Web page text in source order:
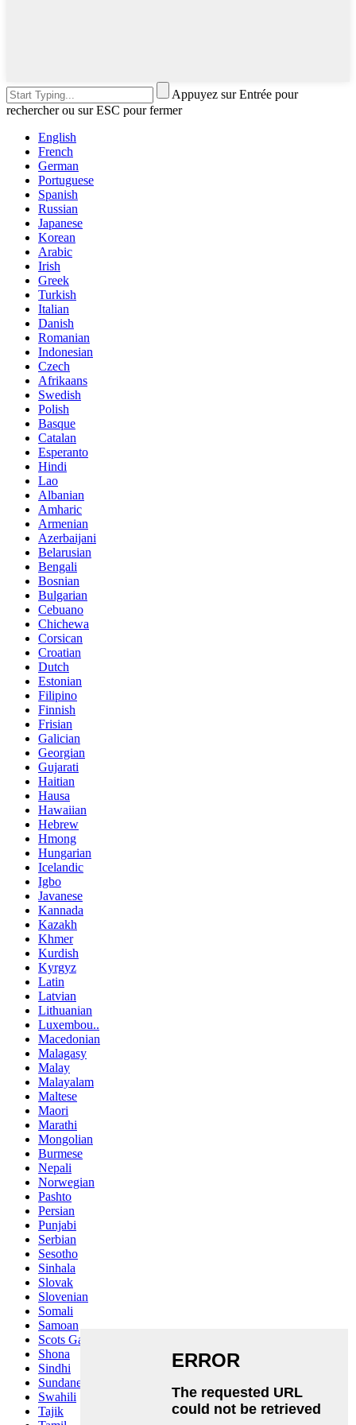
Appuyez sur Entrée pour
rechercher ou sur ESC pour fermer
English
French
German
Portuguese
Spanish
Russian
Japanese
Korean
Arabic
Irish
Greek
Turkish
Italian
Danish
Romanian
Indonesian
Czech
Afrikaans
Swedish
Polish
Basque
Catalan
Esperanto
Hindi
Lao
Albanian
Amharic
Armenian
Azerbaijani
Belarusian
Bengali
Bosnian
Bulgarian
Cebuano
Chichewa
Corsican
Croatian
Dutch
Estonian
Filipino
Finnish
Frisian
Galician
Georgian
Gujarati
Haitian
Hausa
Hawaiian
Hebrew
Hmong
Hungarian
Icelandic
Igbo
Javanese
Kannada
Kazakh
Khmer
Kurdish
Kyrgyz
Latin
Latvian
Lithuanian
Luxembou..
Macedonian
Malagasy
Malay
Malayalam
Maltese
Maori
Marathi
Mongolian
Burmese
Nepali
Norwegian
Pashto
Persian
Punjabi
Serbian
Sesotho
Sinhala
Slovak
Slovenian
Somali
Samoan
Scots Gaelic
Shona
Sindhi
Sundanese
Swahili
Tajik